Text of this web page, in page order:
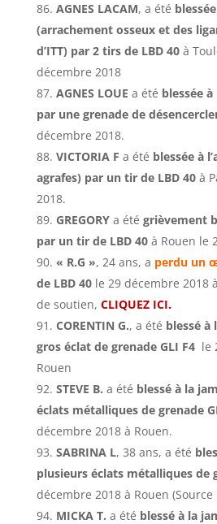
AGNES LACAM, a été
(arrachement osseux et des
d’ITT) par 2 tirs de LBD 40à
décembre 2018
AGNES LOUE a été blessée
par une grenade de
décembre 2018.
VICTORIA F a été blessée à
agrafes) par un tir de LBD 40à
2018.
GREGORYa été grièvement
par un tir de LBD 40à Rouen le
« R.G », 24 ans, a perdu un
de LBD 40le 29 décembre 2018
de soutien, CLIQUEZ ICI.
CORENTIN G., a été blessé à
gros éclat de grenade GLI F4le
Rouen
STEVE B. a été blessé à la
éclats métalliques de grenade
décembre 2018 à Rouen.
SABRINA L, 38 ans, a été
plusieurs éclats métalliques de
décembre 2018 à Rouen (Source
MICKA T. a été blessé à la